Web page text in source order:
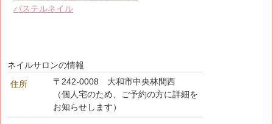
パステルネイル
ネイルサロンの情報
住所
〒242-0008 大和市中央林間西
（個人宅のため、ご予約の方に詳細を
お知らせします）